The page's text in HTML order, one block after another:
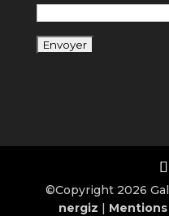
©Copyright 2026
nergiz |